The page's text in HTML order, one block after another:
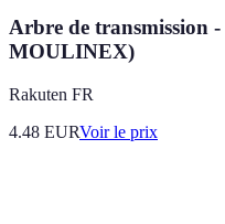
Arbre de transmission
MOULINEX)
Rakuten FR
4.48 EURVoir le prix